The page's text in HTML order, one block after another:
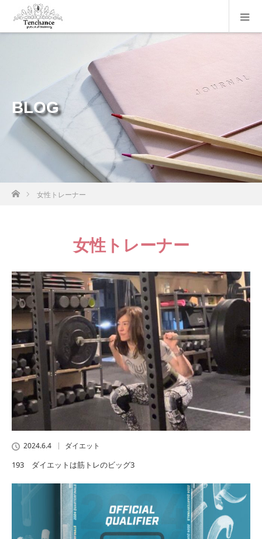
BLOG
ホーム女性トレーナー
女性トレーナー
2024.6.4 ダイエット
193 ダイエットは筋トレのビッグ3